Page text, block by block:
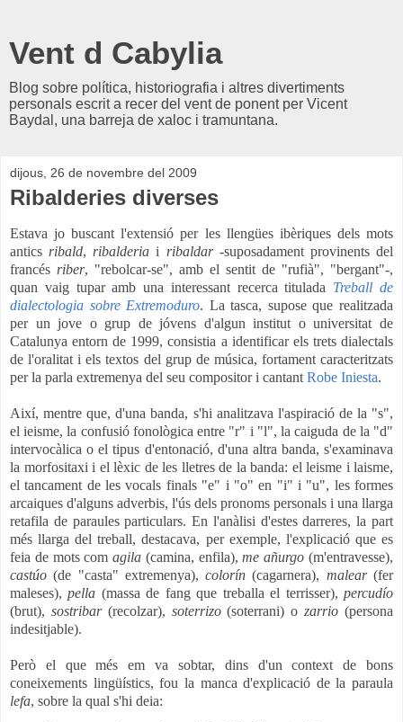
Vent d Cabylia
Blog sobre política, historiografia i altres divertiments
personals escrit a recer del vent de ponent per Vicent
Baydal, una barreja de xaloc i tramuntana.
dijous, 26 de novembre del 2009
Ribalderies diverses
Estava jo buscant l'extensióper les llengües ibèriques dels mots
antics ribald, ribalderia i ribaldar-suposadament provinents del
francés riber, "rebolcar-se", amb el sentit de "rufià", "bergant"-,
quan vaig tupar amb una interessant recerca titulada Treball de
dialectologia sobre Extremoduro. La tasca, supose que realitzada
per un jove o grup de jóvens d'algun institut o universitat de
Catalunya entorn de 1999, consistia a identificar els trets dialectals
de l'oralitat i els textos del grup de música, fortament caracteritzats
per la parla extremenya del seu compositor i cantant Robe Iniesta.
Així, mentre que, d'una banda, s'hi analitzava l'aspiració de la "s",
el ieisme, la confusió fonològica entre "r" i "l", la caiguda de la "d"
intervocàlica o el tipus d'entonació, d'una altra banda, s'examinava
la morfositaxi i el lèxic de les lletres de la banda: el leisme i laisme,
el tancament de les vocals finals "e" i "o" en "i" i "u", les formes
arcaiques d'alguns adverbis, l'ús dels pronoms personals i una llarga
retafila de paraules particulars. En l'anàlisi d'estes darreres, la part
més llarga del treball, destacava, per exemple, l'explicació que es
feia de mots comagila (camina, enfila),me añurgo (m'entravesse),
castúo(de "casta" extremenya),colorín (cagarnera), malear(fer
maleses),pella (massa de fang que treballa el terrisser),percudío
(brut), sostribar (recolzar), soterrizo(soterrani) ozarrio(persona
indesitjable).
Però el que més em va sobtar, dins d'un context de bons
coneixements lingüístics, fou la manca d'explicació de la paraula
lefa, sobre la qual s'hi deia: